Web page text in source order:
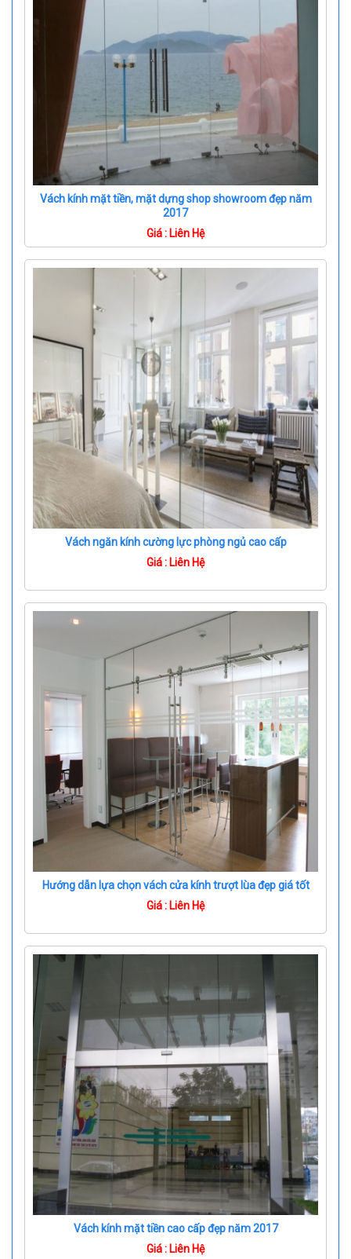
Vách kính mặt tiền, mặt dựng shop showroom đẹp năm
2017
Giá : Liên Hệ
Vách ngăn kính cường lực phòng ngủ cao cấp
Giá : Liên Hệ
Hướng dẫn lựa chọn vách cửa kính trượt lùa đẹp giá tốt
Giá : Liên Hệ
Vách kính mặt tiền cao cấp đẹp năm 2017
Giá : Liên Hệ